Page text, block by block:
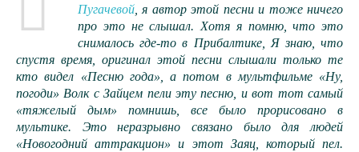
Пугачевой , я автор этой песни и тоже ничего
про это не слышал. Хотя я помню, что это
снималось где-то в Прибалтике, Я знаю, что
спустя время, оригинал этой песни слышали только те
кто видел «Песню года», а потом в мультфильме «Ну,
погоди» Волк с Зайцем пели эту песню, и вот тот самый
«тяжелый дым» помнишь, все было прорисовано в
мультике. Это неразрывно связано было для людей
«Новогодний аттракцион» и этот Заяц, который пел.